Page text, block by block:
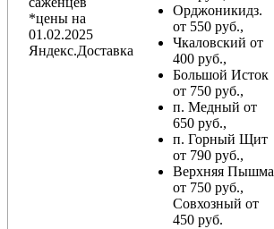
*цены на
01.02.2025
Яндекс.Доставка
Орджоникидз.
от 550 руб.,
Чкаловский от
400 руб.,
Большой Исток
от 750 руб.,
п. Медный от
650 руб.,
п. Горный Щит
от 790 руб.,
Верхняя Пышма
от 750 руб.,
Совхозный от
450 руб.